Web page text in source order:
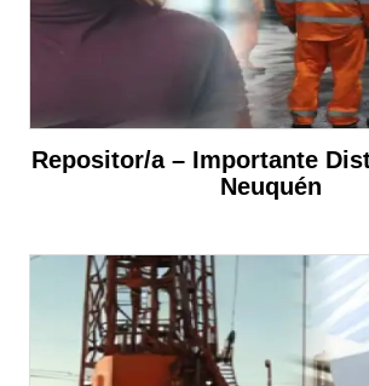
Repositor/a – Importante
Neuquén